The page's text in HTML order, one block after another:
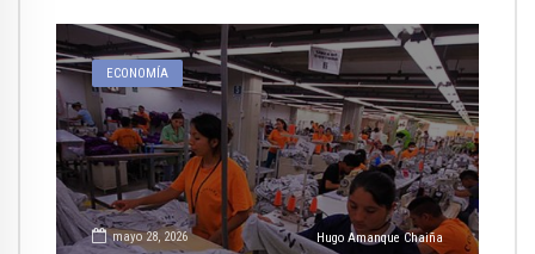
ECONOMÍA
mayo 28, 2026 Hugo Amanque Chaiña